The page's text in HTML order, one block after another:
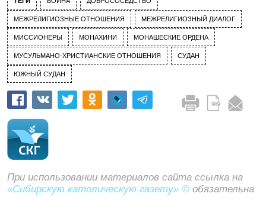
МЕЖРЕЛИГИОЗНЫЕ ОТНОШЕНИЯ МЕЖРЕЛИГИОЗНЫЙ ДИАЛОГ
МИССИОНЕРЫ МОНАХИНИ МОНАШЕСКИЕ ОРДЕНА
МУСУЛЬМАНО-ХРИСТИАНСКИЕ ОТНОШЕНИЯ СУДАН
ЮЖНЫЙ СУДАН
При использовании материалов сайта ссылка на
«Сибирскую католическую газету» © обязательна